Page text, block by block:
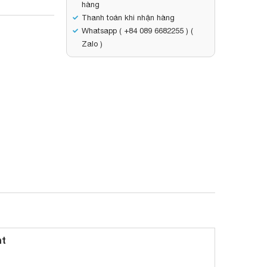
hàng
Thanh toán khi nhận hàng
Whatsapp ( +84 089 6682255 ) (
Zalo )